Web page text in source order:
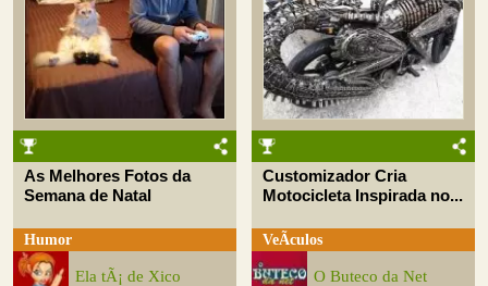
As Melhores Fotos da
Semana de Natal
Humor
Ela tÃ¡ de Xico
Customizador Cria
Motocicleta Inspirada no...
VeÃ­culos
O Buteco da Net